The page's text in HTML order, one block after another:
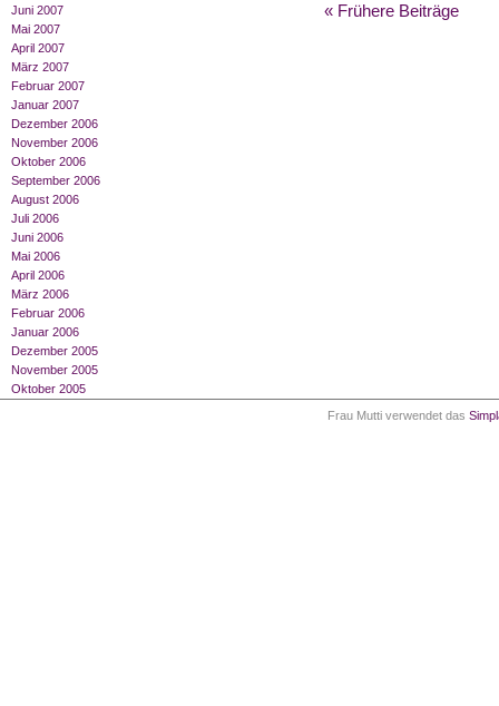
Juni 2007
Mai 2007
April 2007
März 2007
Februar 2007
Januar 2007
Dezember 2006
November 2006
Oktober 2006
September 2006
August 2006
Juli 2006
Juni 2006
Mai 2006
April 2006
März 2006
Februar 2006
Januar 2006
Dezember 2005
November 2005
Oktober 2005
« Frühere Beiträge
Frau Mutti verwendet das